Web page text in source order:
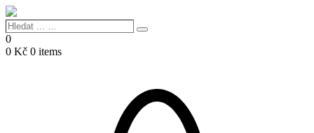
Hledat
...
…
Search
0
0 Kč 0 items